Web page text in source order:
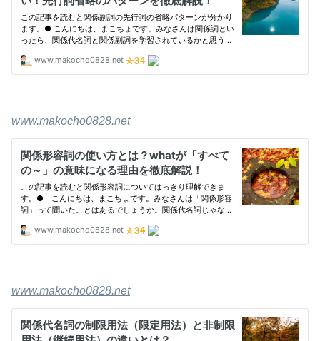
www.makocho0828.net
www.makocho0828.net